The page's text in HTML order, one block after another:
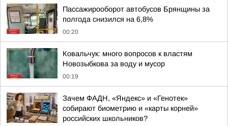
Пассажирооборот автобусов Брянщины за
полгода снизился на 6,8%
00:20
Ковальчук: много вопросов к властям
Новозыбкова за воду и мусор
00:19
Зачем ФАДН, «Яндекс» и «Генотек»
собирают биометрию и «карты корней»
российских школьников?